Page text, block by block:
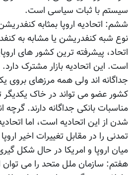
سیستم با ثبات سیاسی است.
ششم: اتحادیه اروپا بمثابه
نوع شبه کنفدریشن یا مشابه به
اتحاد، پیشرفته ترین کشور های
است. این اتحادیه بازار مشترک
جداگانه اند ولی همه مرزهای بروی
کشور عضو می تواند در خاک یکدیگر
مناسبات بانکی جداگانه دارند.
شدن از این اتحادیه است، اما
تمدنی را در مقابل تغییرات اخیر
میان اروپا و امریکا در حال شکل
هفتم: سازمان ملل متحد را می توان